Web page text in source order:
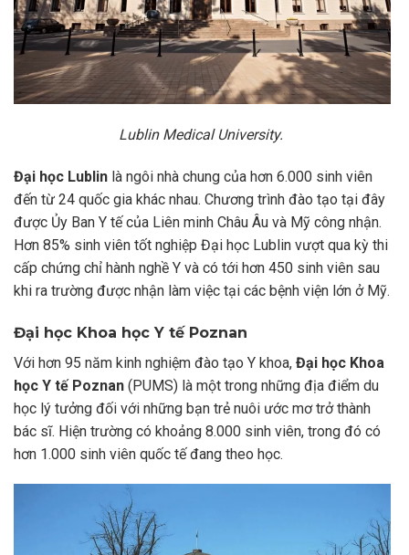
Lublin Medical University.
Đại học Lublin là ngôi nhà chung của hơn 6.000 sinh viên
đến từ 24 quốc gia khác nhau. Chương trình đào tạo tại đây
được Ủy Ban Y tế của Liên minh Châu Âu và Mỹ công nhận.
Hơn 85% sinh viên tốt nghiệp Đại học Lublin vượt qua kỳ thi
cấp chứng chỉ hành nghề Y và có tới hơn 450 sinh viên sau
khi ra trường được nhận làm việc tại các bệnh viện lớn ở Mỹ.
Đại học Khoa học Y tế Poznan
Với hơn 95 năm kinh nghiệm đào tạo Y khoa, Đại học Khoa
học Y tế Poznan (PUMS) là một trong những địa điểm du
học lý tưởng đối với những bạn trẻ nuôi ước mơ trở thành
bác sĩ. Hiện trường có khoảng 8.000 sinh viên, trong đó có
hơn 1.000 sinh viên quốc tế đang theo học.